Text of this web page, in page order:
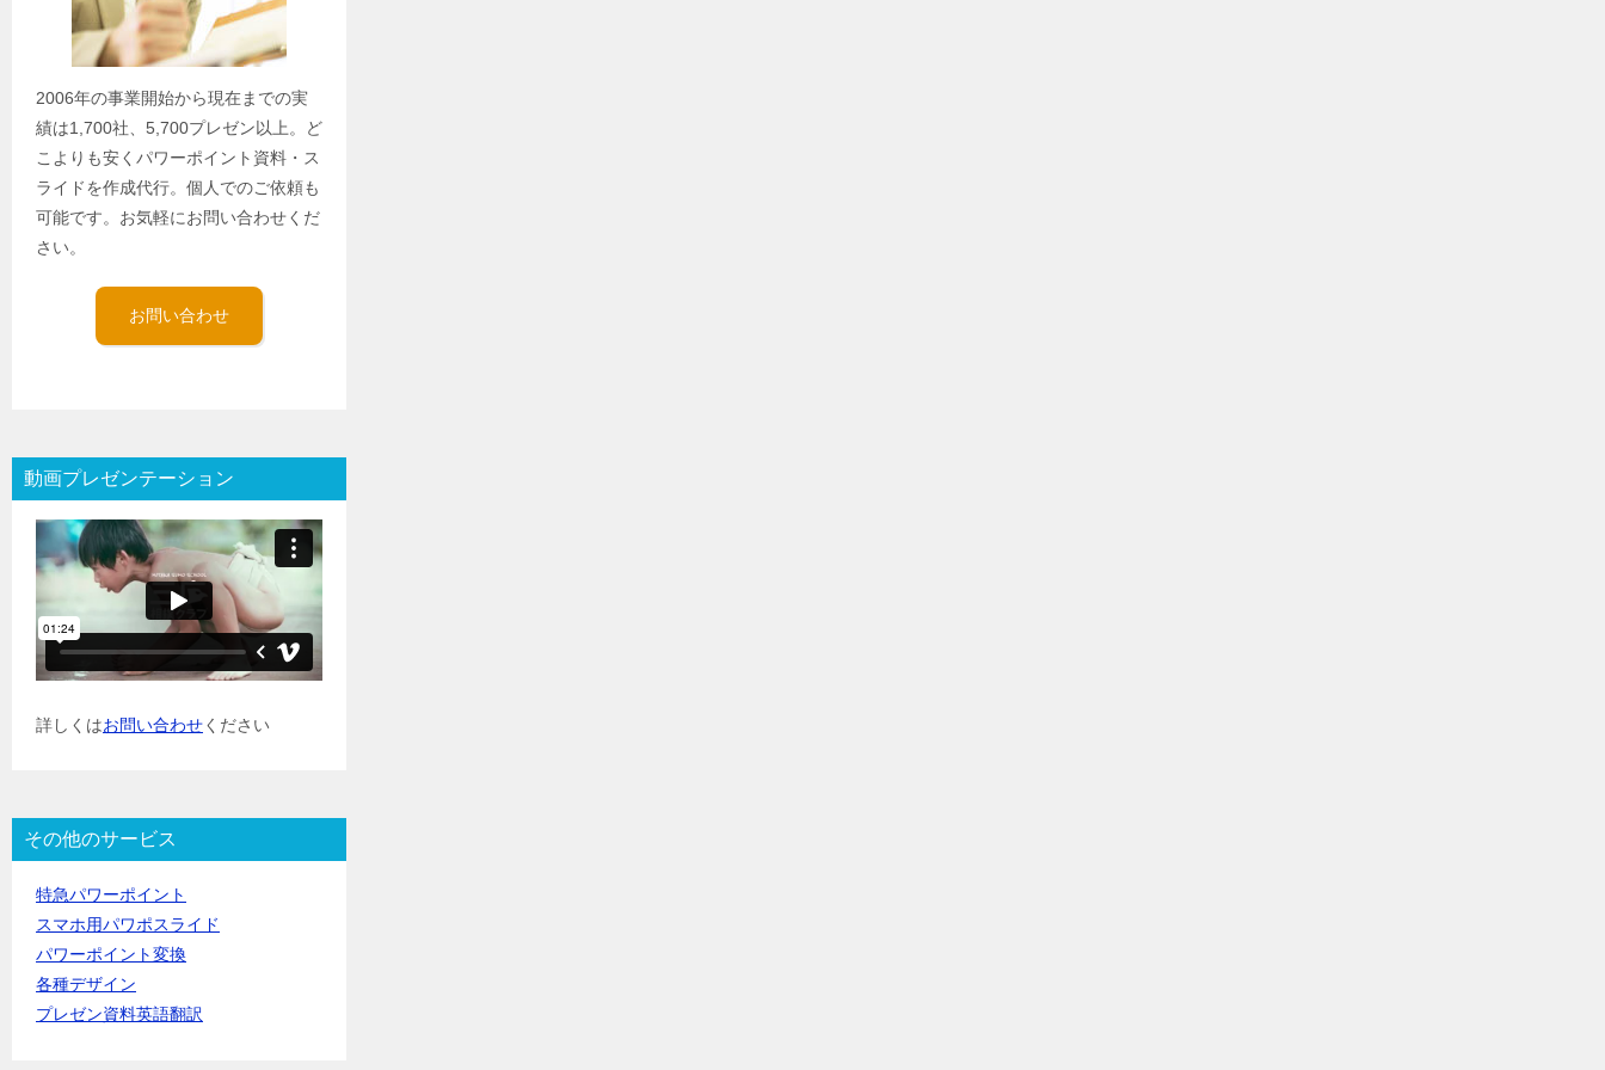
2006年の事業開始から現在までの実
績は1,700社、5,700プレゼン以上。ど
こよりも安くパワーポイント資料・ス
ライドを作成代行。個人でのご依頼も
可能です。お気軽にお問い合わせくだ
さい。
お問い合わせ
動画プレゼンテーション
詳しくはお問い合わせください
その他のサービス
特急パワーポイント
スマホ用パワポスライド
パワーポイント変換
各種デザイン
プレゼン資料英語翻訳